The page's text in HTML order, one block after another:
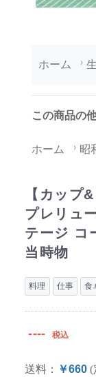
ホーム
この商品の
ホーム 昭
【カップ
プレリュ
テージ コ
当時物
料理 仕事 食
---- 税込
送料： ￥660 (